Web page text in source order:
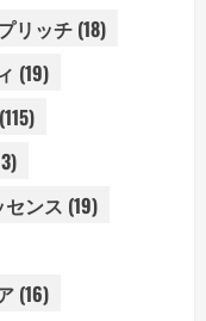
リッチ (18)
(19)
(115)
ンス (19)
(16)